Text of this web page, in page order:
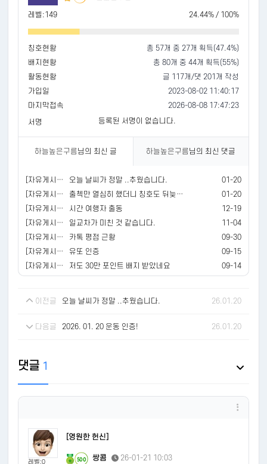
레벨:149 24.44% / 100%
칭호현황
총 57개 중 27개 획득(47.4%)
배지현황
총 80개 중 44개 획득(55%)
활동현황
글 117개/댓 201개 작성
가입일
2023-08-02 11:40:17
마지막접속
2026-08-08 17:47:23
서명
등록된 서명이 없습니다.
하늘높은구름님의 최신 글 하늘높은구름님의 최신 댓글
[자유게시판] 오늘 날씨가 정말 ..추웠습니다.
01-20
[자유게시판]
출첵만 열심히 했더니 칭호도 뒤늦게 ㅎㅎ
01-20
[자유게시판]
시간 여행자 출동
12-19
[자유게시판]
일교차가 미친 것 같습니다.
11-04
[자유게시판]
카톡 평점 근황
09-30
[자유게시판]
유또 인증
09-15
[자유게시판]
저도 30만 포인트 배지 받았네요 09-14
이전글 오늘 날씨가 정말 ..추웠습니다. 26.01.20
다음글 2026. 01. 20 운동 인증! 26.01.20
댓글 1
레벨:0
[영원한 헌신]
500 쌍콤 26-01-21 10:03